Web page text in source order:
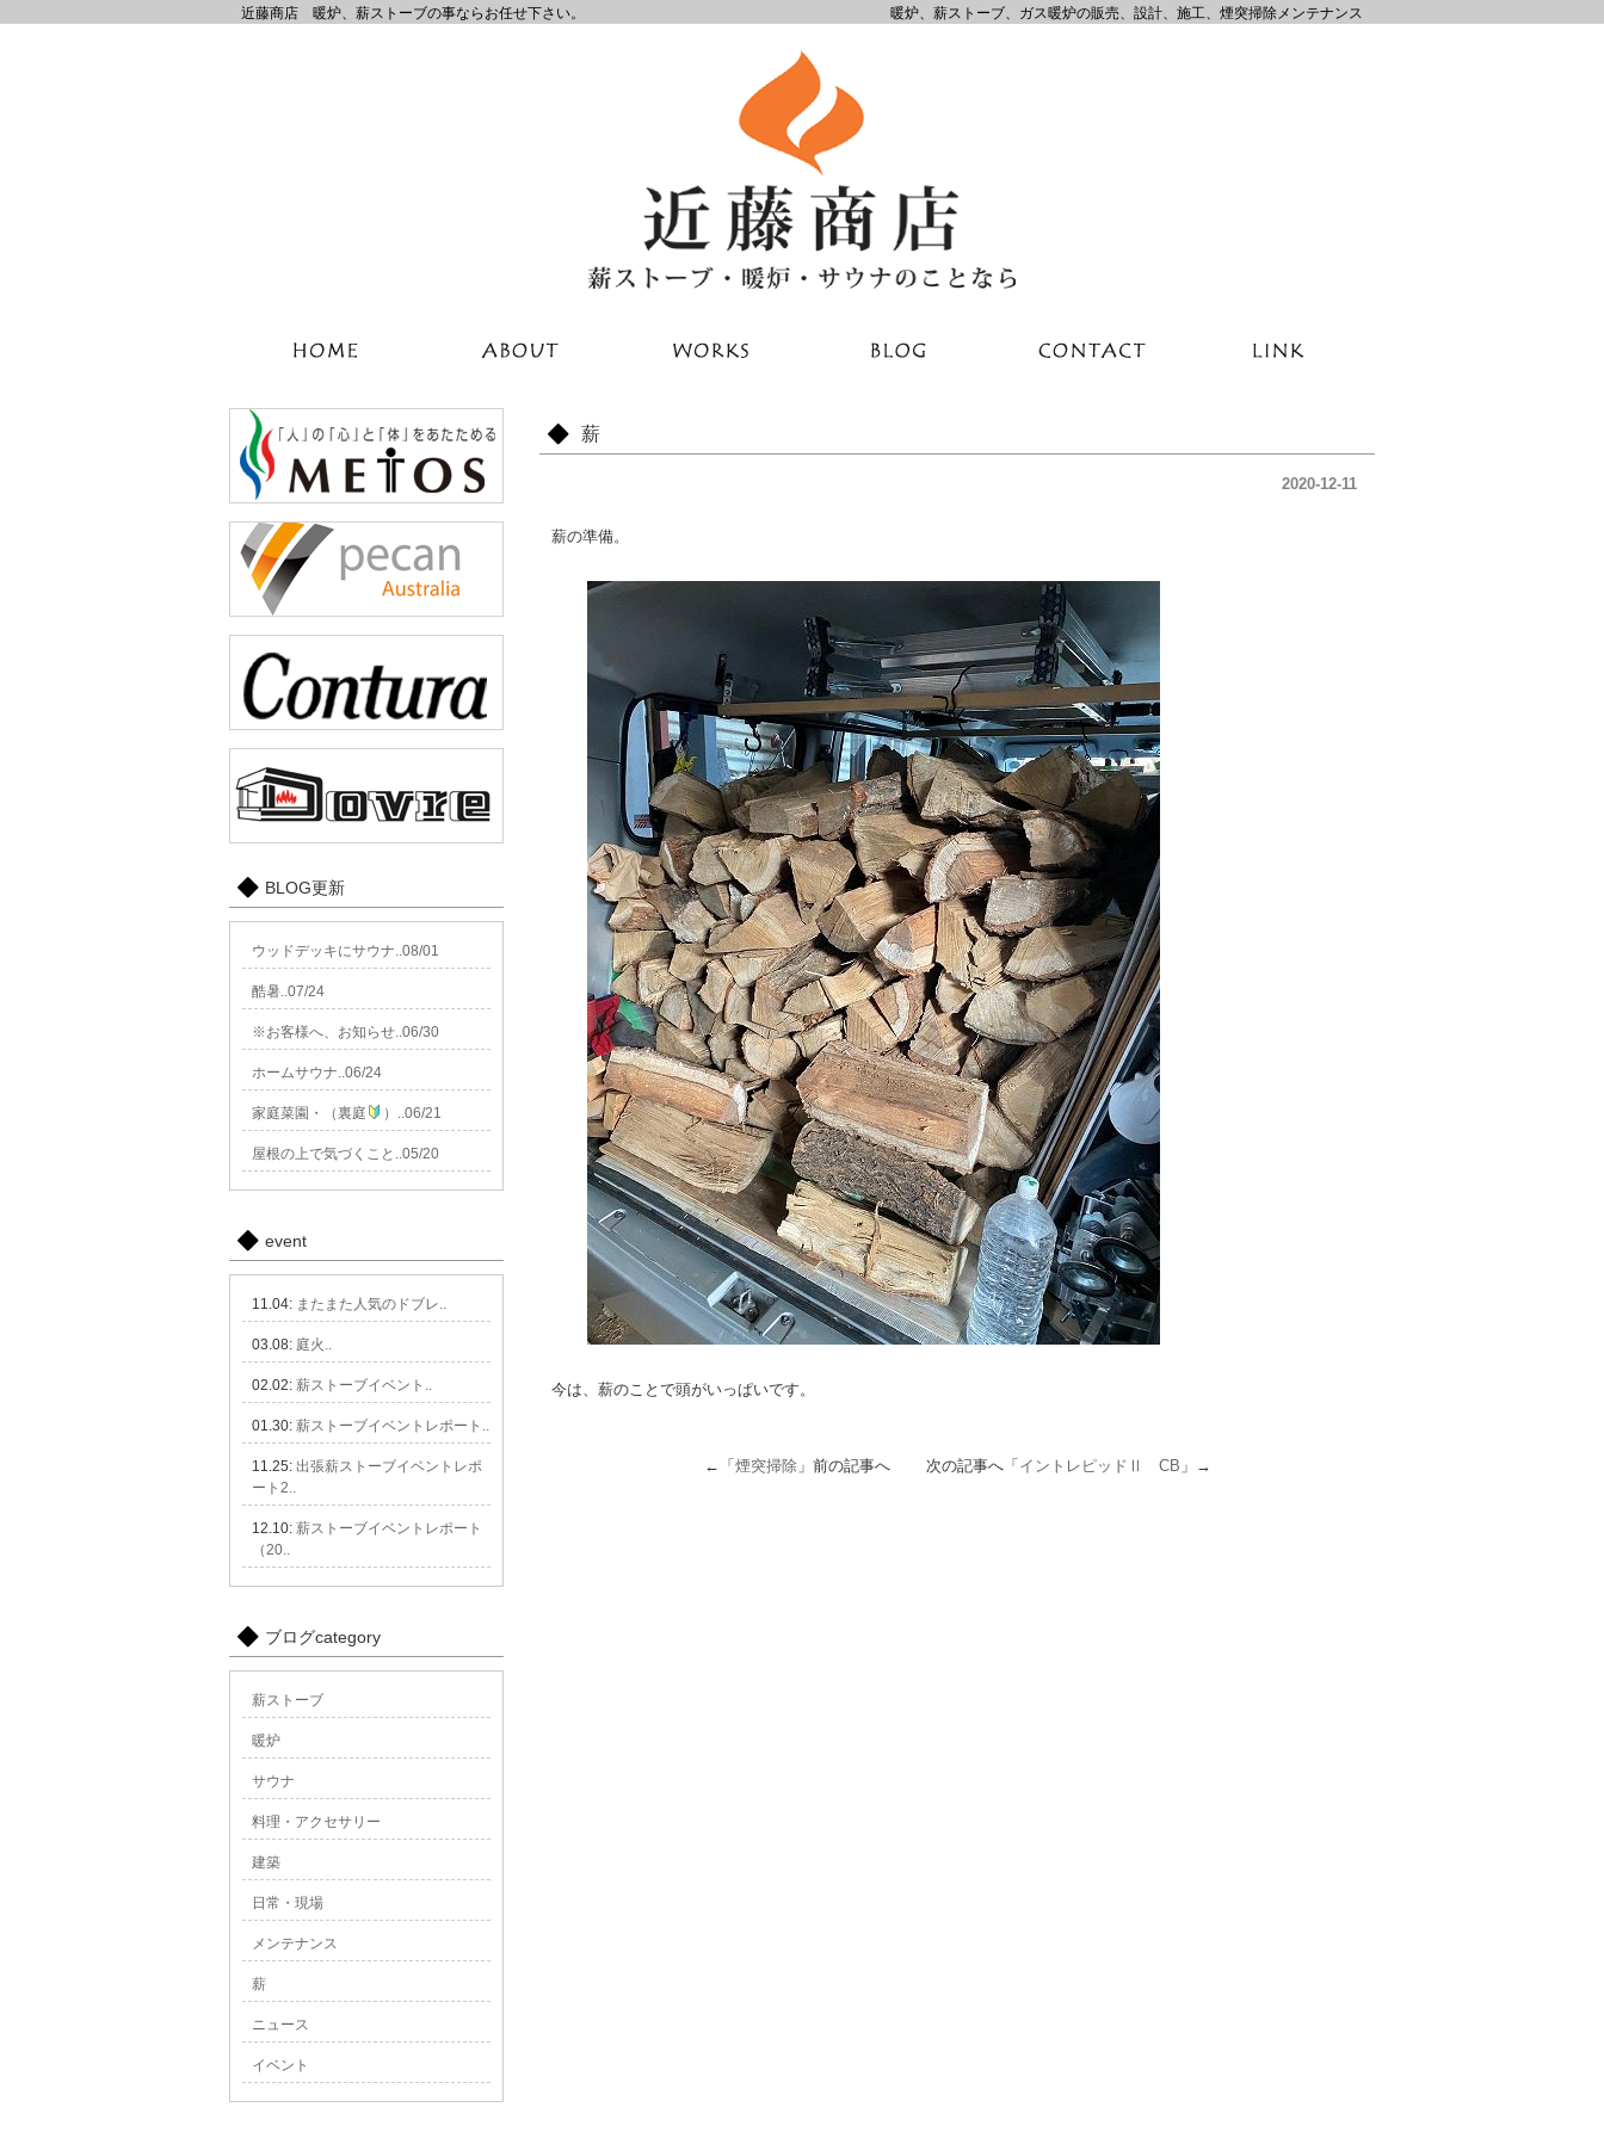
近藤商店 暖炉、薪ストーブの事ならお任せ下さい。 暖炉、薪ストーブ、ガス暖炉の販売、設計、施工、煙突掃除メンテナンス
薪
2020-12-11
薪の準備。
今は、薪のことで頭がいっぱいです。
←「 煙突掃除」前の記事へ 次の記事へ「 イントレピッドⅡ CB 」→
BLOG更新
ウッドデッキにサウナ..08/01
酷暑..07/24
※お客様へ、お知らせ..06/30
ホームサウナ..06/24
家庭菜園・（裏庭 ）..06/21
屋根の上で気づくこと..05/20
event
11.04: またまた人気のドブレ..
03.08: 庭火..
02.02: 薪ストーブイベント..
01.30: 薪ストーブイベントレポート..
11.25: 出張薪ストーブイベントレポ
ート2..
12.10: 薪ストーブイベントレポート
（20..
ブログcategory
薪ストーブ
暖炉
サウナ
料理・アクセサリー
建築
日常・現場
メンテナンス
薪
ニュース
イベント